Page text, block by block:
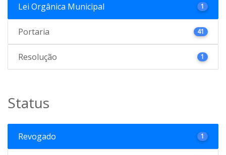
Lei Orgânica Municipal 1
Portaria 41
Resolução 1
Status
Revogado 1